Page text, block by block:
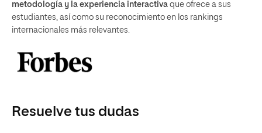
metodología y la experiencia interactiva que ofrece a sus
estudiantes, así como su reconocimiento en los rankings
internacionales más relevantes.
Resuelve tus dudas